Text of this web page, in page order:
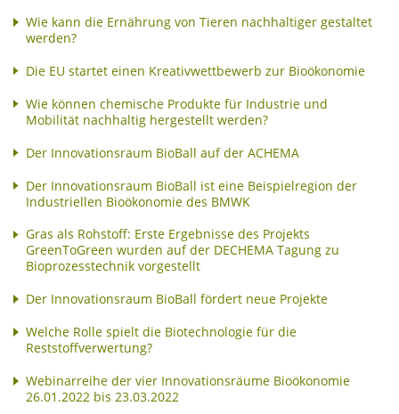
Wie kann die Ernährung von Tieren nachhaltiger gestaltet
werden?
Die EU startet einen Kreativwettbewerb zur Bioökonomie
Wie können chemische Produkte für Industrie und
Mobilität nachhaltig hergestellt werden?
Der Innovationsraum BioBall auf der ACHEMA
Der Innovationsraum BioBall ist eine Beispielregion der
Industriellen Bioökonomie des BMWK
Gras als Rohstoff: Erste Ergebnisse des Projekts
GreenToGreen wurden auf der DECHEMA Tagung zu
Bioprozesstechnik vorgestellt
Der Innovationsraum BioBall fördert neue Projekte
Welche Rolle spielt die Biotechnologie für die
Reststoffverwertung?
Webinarreihe der vier Innovationsräume Bioökonomie
26.01.2022 bis 23.03.2022